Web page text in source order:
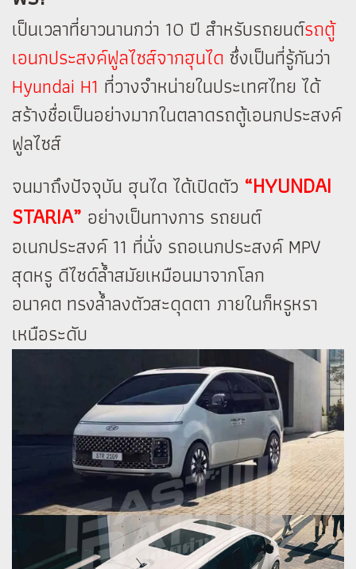
เป็นเวลาที่ยาวนานกว่า 10 ปี สำหรับรถยนต์รถตู้
เอนกประสงค์ฟูลไซส์จากฮุนได ซึ่งเป็นที่รู้กันว่า
Hyundai H1 ที่วางจำหน่ายในประเทศไทย ได้
สร้างชื่อเป็นอย่างมากในตลาดรถตู้เอนกประสงค์
ฟูลไซส์
จนมาถึงปัจจุบัน ฮุนได ได้เปิดตัว “HYUNDAI
STARIA” อย่างเป็นทางการ รถยนต์
อเนกประสงค์ 11 ที่นั่ง รถอเนกประสงค์ MPV
สุดหรู ดีไซด์ล้ำสมัยเหมือนมาจากโลก
อนาคต ทรงล้ำลงตัวสะดุดตา ภายในก็หรูหรา
เหนือระดับ